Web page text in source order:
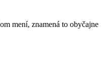
mení, znamená to obyčajne